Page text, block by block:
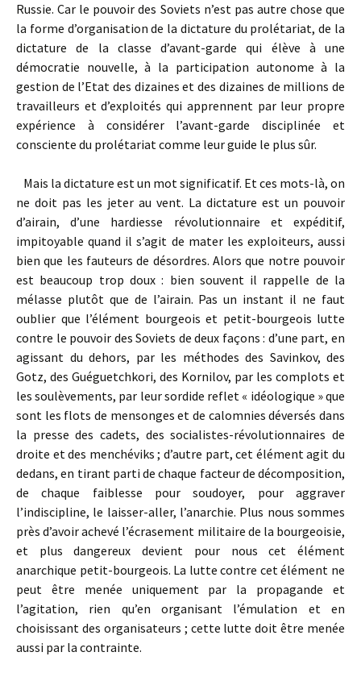
Russie. Car le pouvoir des Soviets n’est pas autre chose que
la forme d’organisation de la dictature du prolétariat, de la
dictature de la classe d’avant-garde qui élève à une
démocratie nouvelle, à la participation autonome à la
gestion de l’Etat des dizaines et des dizaines de millions de
travailleurs et d’exploités qui apprennent par leur propre
expérience à considérer l’avant-garde disciplinée et
consciente du prolétariat comme leur guide le plus sûr.
Mais la dictature est un mot significatif. Et ces mots-là, on
ne doit pas les jeter au vent. La dictature est un pouvoir
d’airain, d’une hardiesse révolutionnaire et expéditif,
impitoyable quand il s’agit de mater les exploiteurs, aussi
bien que les fauteurs de désordres. Alors que notre pouvoir
est beaucoup trop doux : bien souvent il rappelle de la
mélasse plutôt que de l’airain. Pas un instant il ne faut
oublier que l’élément bourgeois et petit-bourgeois lutte
contre le pouvoir des Soviets de deux façons : d’une part, en
agissant du dehors, par les méthodes des Savinkov, des
Gotz, des Guéguetchkori, des Kornilov, par les complots et
les soulèvements, par leur sordide reflet « idéologique » que
sont les flots de mensonges et de calomnies déversés dans
la presse des cadets, des socialistes-révolutionnaires de
droite et des menchéviks ; d’autre part, cet élément agit du
dedans, en tirant parti de chaque facteur de décomposition,
de chaque faiblesse pour soudoyer, pour aggraver
l’indiscipline, le laisser-aller, l’anarchie. Plus nous sommes
près d’avoir achevé l’écrasement militaire de la bourgeoisie,
et plus dangereux devient pour nous cet élément
anarchique petit-bourgeois. La lutte contre cet élément ne
peut être menée uniquement par la propagande et
l’agitation, rien qu’en organisant l’émulation et en
choisissant des organisateurs ; cette lutte doit être menée
aussi par la contrainte.